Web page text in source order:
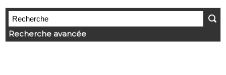
Recherche avancée